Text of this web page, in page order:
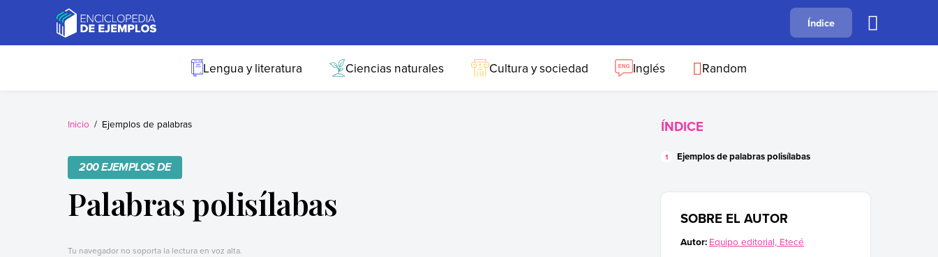
Ejemplos
Necesitas ejemplos.
B C F
Índice
Lengua y literatura Ciencias naturales Cultura y sociedad Inglés Random
Inicio Ejemplos de palabras
200 EJEMPLOS DE
Palabras polisílabas
Tu navegador no soporta la lectura en voz alta.
ÍNDICE
Ejemplos de palabras polisílabas
SOBRE EL AUTOR
Autor: Equipo editorial, Etecé